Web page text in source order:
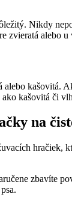
Nikdy
zvieratá alebo u
alebo kašovitá.
kašovitá či
na
hračiek,
zbavíte